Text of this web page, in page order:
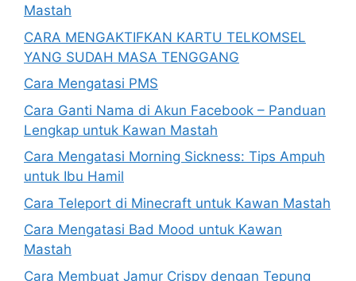
Mastah
CARA MENGAKTIFKAN KARTU TELKOMSEL
YANG SUDAH MASA TENGGANG
Cara Mengatasi PMS
Cara Ganti Nama di Akun Facebook – Panduan
Lengkap untuk Kawan Mastah
Cara Mengatasi Morning Sickness: Tips Ampuh
untuk Ibu Hamil
Cara Teleport di Minecraft untuk Kawan Mastah
Cara Mengatasi Bad Mood untuk Kawan
Mastah
Cara Membuat Jamur Crispy dengan Tepung